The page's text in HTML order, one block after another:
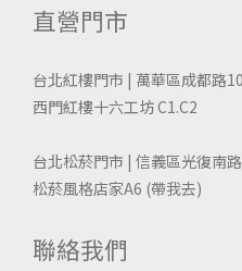
直營門市
台北紅樓門市 | 萬華區成都路
西門紅樓十六工坊 C1.C2
台北松菸門市 | 信義區光復南
松菸風格店家A6 (帶我去)
聯絡我們